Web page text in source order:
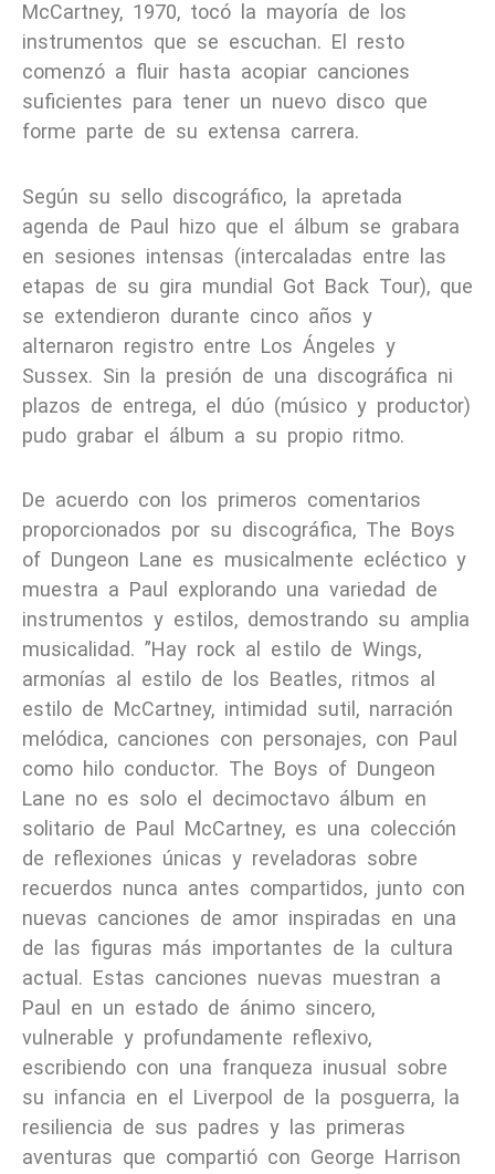
McCartney, 1970, tocó la mayoría de los
instrumentos que se escuchan. El resto
comenzó a fluir hasta acopiar canciones
suficientes para tener un nuevo disco que
forme parte de su extensa carrera.
Según su sello discográfico, la apretada
agenda de Paul hizo que el álbum se grabara
en sesiones intensas (intercaladas entre las
etapas de su gira mundial Got Back Tour), que
se extendieron durante cinco años y
alternaron registro entre Los Ángeles y
Sussex. Sin la presión de una discográfica ni
plazos de entrega, el dúo (músico y productor)
pudo grabar el álbum a su propio ritmo.
De acuerdo con los primeros comentarios
proporcionados por su discográfica, The Boys
of Dungeon Lane es musicalmente ecléctico y
muestra a Paul explorando una variedad de
instrumentos y estilos, demostrando su amplia
musicalidad. ”Hay rock al estilo de Wings,
armonías al estilo de los Beatles, ritmos al
estilo de McCartney, intimidad sutil, narración
melódica, canciones con personajes, con Paul
como hilo conductor. The Boys of Dungeon
Lane no es solo el decimoctavo álbum en
solitario de Paul McCartney, es una colección
de reflexiones únicas y reveladoras sobre
recuerdos nunca antes compartidos, junto con
nuevas canciones de amor inspiradas en una
de las figuras más importantes de la cultura
actual. Estas canciones nuevas muestran a
Paul en un estado de ánimo sincero,
vulnerable y profundamente reflexivo,
escribiendo con una franqueza inusual sobre
su infancia en el Liverpool de la posguerra, la
resiliencia de sus padres y las primeras
aventuras que compartió con George Harrison